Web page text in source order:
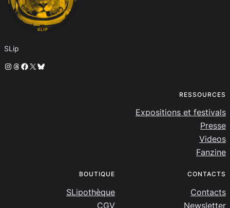
SLip
Instagram
Threads
Facebook
X Bluesky
RESSOURCES
Expositions et festivals
Presse
Videos
Fanzine
BOUTIQUE
SLipothèque
CGV
CONTACTS
Contacts
Newsletter